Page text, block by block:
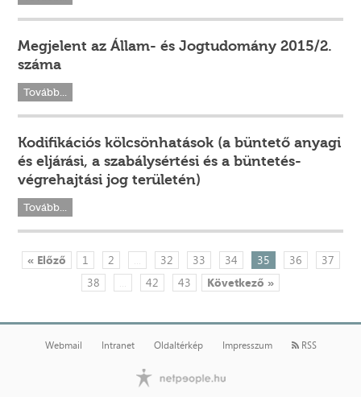
Megjelent az Állam- és Jogtudomány 2015/2.
száma
Tovább...
Kodifikációs kölcsönhatások (a büntető anyagi
és eljárási, a szabálysértési és a büntetés-
végrehajtási jog területén)
Tovább...
« Előző 1 2 ... 32 33 34 35 36
37
38
... 42 43 Következő »
Webmail Intranet Oldaltérkép Impresszum RSS